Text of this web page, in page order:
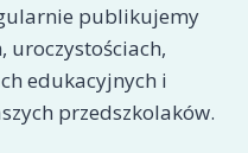
publikujemy
uroczystościach,
edukacyjnych i
przedszkolaków.